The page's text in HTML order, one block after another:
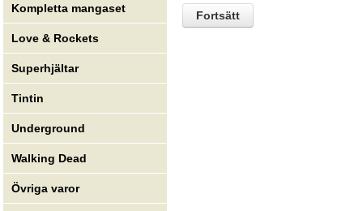
Kompletta mangaset
Love & Rockets
Superhjältar
Tintin
Underground
Walking Dead
Övriga varor
Fortsätt